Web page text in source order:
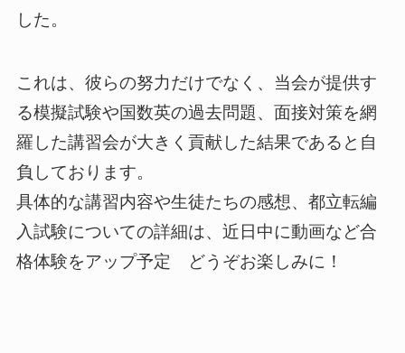
した。
これは、彼らの努力だけでなく、当会が提供す
る模擬試験や国数英の過去問題、面接対策を網
羅した講習会が大きく貢献した結果であると自
負しております。
具体的な講習内容や生徒たちの感想、都立転編
入試験についての詳細は、近日中に動画など合
格体験をアップ予定 どうぞお楽しみに！